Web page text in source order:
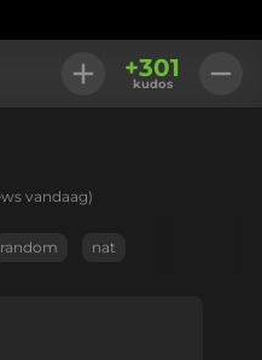
+301
kudos
vandaag)
random nat